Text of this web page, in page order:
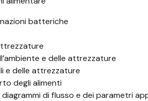
batteriche
e delle attrezzature
e delle attrezzature
degli alimenti
di flusso e dei parametri